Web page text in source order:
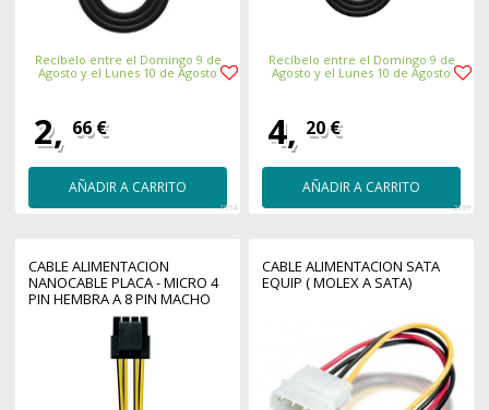
Recíbelo entre el Domingo 9 de
Agosto y el Lunes 10 de Agosto
2, 66 €
AÑADIR A CARRITO
1954
Recíbelo entre el Domingo 9 de
Agosto y el Lunes 10 de Agosto
4, 20 €
AÑADIR A CARRITO
2199
CABLE ALIMENTACION
NANOCABLE PLACA - MICRO 4
PIN HEMBRA A 8 PIN MACHO
CABLE ALIMENTACION SATA
EQUIP ( MOLEX A SATA)